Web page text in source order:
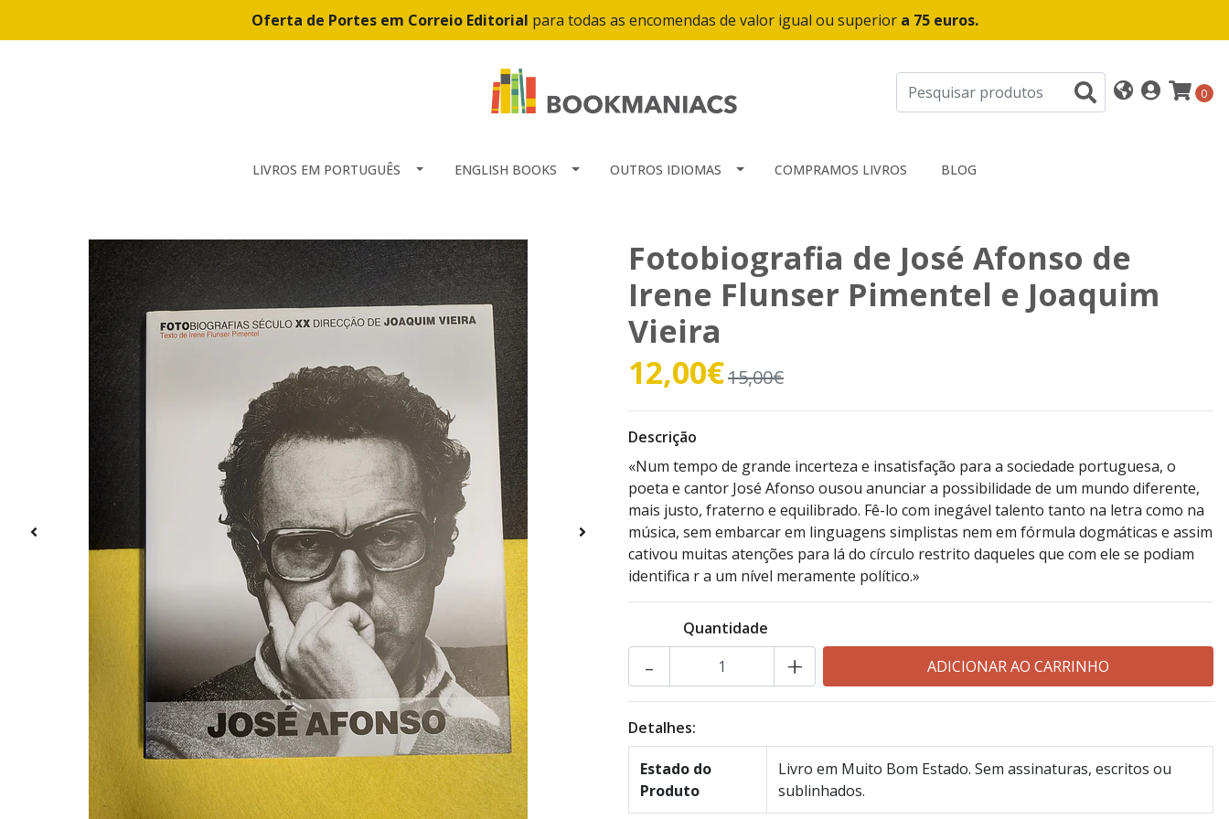
Oferta de Portes em Correio Editorial para todas as encomendas de valor igual ou superior a 75 euros.
0
LIVROS EM PORTUGUÊS ENGLISH BOOKS OUTROS IDIOMAS COMPRAMOS LIVROS BLOG
Fotobiografia de José Afonso de
Irene Flunser Pimentel e Joaquim
Vieira
12,00€15,00€
Descrição
«Num tempo de grande incerteza e insatisfação para a sociedade portuguesa, o
poeta e cantor José Afonso ousou anunciar a possibilidade de um mundo diferente,
mais justo, fraterno e equilibrado. Fê-lo com inegável talento tanto na letra como na
música, sem embarcar em linguagens simplistas nem em fórmula dogmáticas e assim
cativou muitas atenções para lá do círculo restrito daqueles que com ele se podiam
identifica r a um nível meramente político.»
Quantidade
+
-
Detalhes:
Estado do
Produto
Livro em Muito Bom Estado. Sem assinaturas, escritos ou
sublinhados.